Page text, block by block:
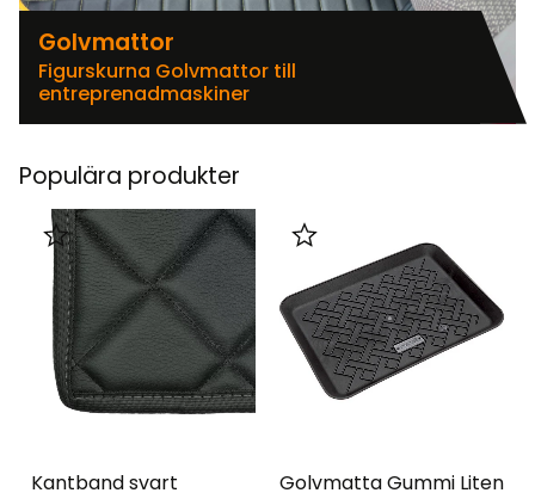
Golvmattor
Figurskurna Golvmattor till
entreprenadmaskiner
Populära produkter
Kantband svart
Lägg till i favoriter
Golvmatta Gummi Liten
Lägg till i favoriter